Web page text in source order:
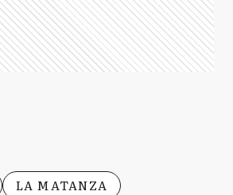
LA MATANZA